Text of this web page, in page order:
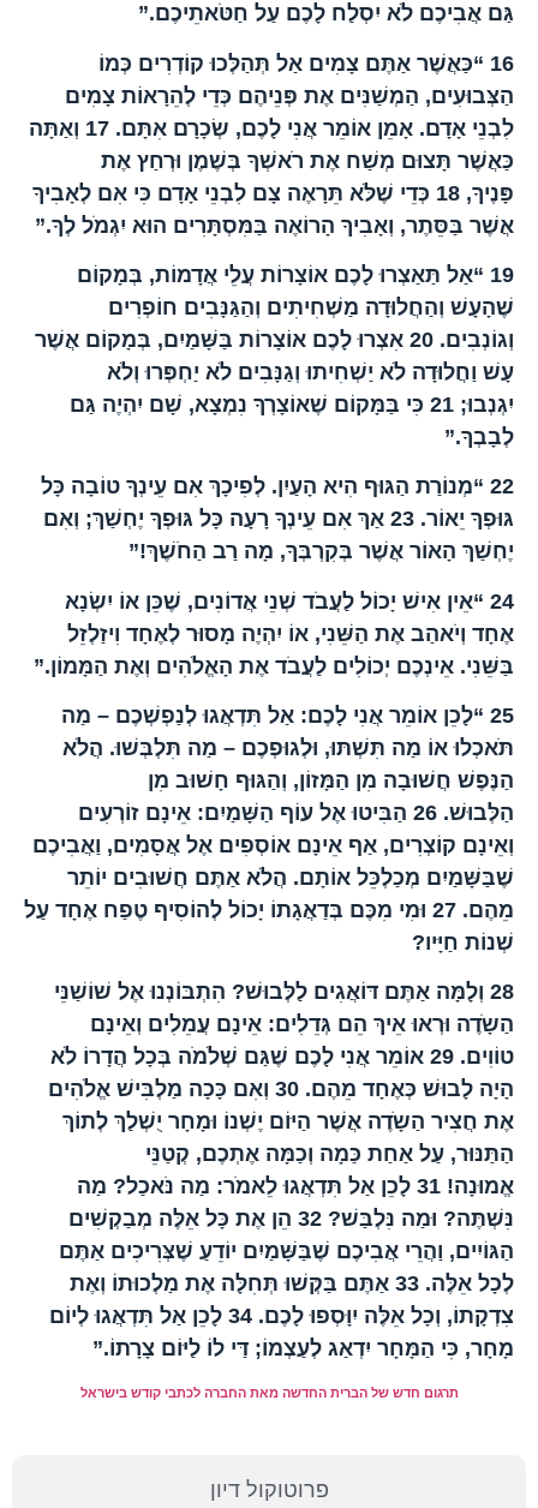
פרוטוקול דיון
גַּם אֲבִיכֶם לֹא יִסְלַח לָכֶם עַל חַטֹּאתֵיכֶם.”
16 “כַּאֲשֶׁר אַתֶּם צָמִים אַל תְּהַלְּכוּ קוֹדְרִים כְּמוֹ
הַצְּבוּעִים, הַמְשַׁנִּים אֶת פְּנֵיהֶם כְּדֵי לְהֵרָאוֹת צָמִים
לִבְנֵי אָדָם. אָמֵן אוֹמֵר אֲנִי לָכֶם, שְׂכָרָם אִתָּם. 17 וְאַתָּה
כַּאֲשֶׁר תָּצוּם מְשַׁח אֶת רֹאשְׁךָ בְּשֶׁמֶן וּרְחַץ אֶת
פָּנֶיךָ, 18 כְּדֵי שֶׁלֹּא תֵּרָאֶה צָם לִבְנֵי אָדָם כִּי אִם לְאָבִיךָ
אֲשֶׁר בַּסֵּתֶר, וְאָבִיךָ הָרוֹאֶה בַּמִּסְתָּרִים הוּא יִגְמֹל לְךָ.”
19 “אַל תַּאַצְרוּ לָכֶם אוֹצָרוֹת עֲלֵי אֲדָמוֹת, בְּמָקוֹם
שֶׁהָעָשׁ וְהַחֲלוּדָה מַשְׁחִיתִים וְהַגַּנָּבִים חוֹפְרִים
וְגוֹנְבִים. 20 אִצְרוּ לָכֶם אוֹצָרוֹת בַּשָּׁמַיִם, בְּמָקוֹם אֲשֶׁר
עָשׁ וַחֲלוּדָה לֹא יַשְׁחִיתוּ וְגַנָּבִים לֹא יַחְפְּרוּ וְלֹא
יִגְנְבוּ; 21 כִּי בַּמָּקוֹם שֶׁאוֹצָרְךָ נִמְצָא, שָׁם יִהְיֶה גַּם
לְבָבְךָ.”
22 “מְנוֹרַת הַגּוּף הִיא הָעַיִן. לְפִיכָךְ אִם עֵינְךָ טוֹבָה כָּל
גּוּפְךָ יֵאוֹר. 23 אַךְ אִם עֵינְךָ רָעָה כָּל גּוּפְךָ יֶחְשַׁךְ; וְאִם
יֶחְשַׁךְ הָאוֹר אֲשֶׁר בְּקִרְבְּךָ, מָה רַב הַחֹשֶׁךְ!”
24 “אֵין אִישׁ יָכוֹל לַעֲבֹד שְׁנֵי אֲדוֹנִים, שֶׁכֵּן אוֹ יִשְׂנָא
אֶחָד וְיֹאהַב אֶת הַשֵּׁנִי, אוֹ יִהְיֶה מָסוּר לְאֶחָד וִיזַלְזֵל
בַּשֵּׁנִי. אֵינְכֶם יְכוֹלִים לַעֲבֹד אֶת הָאֱלֹהִים וְאֶת הַמָּמוֹן.”
25 “לָכֵן אוֹמֵר אֲנִי לָכֶם: אַל תִּדְאֲגוּ לְנַפְשְׁכֶם – מַה
תֹּאכְלוּ אוֹ מַה תִּשְׁתּוּ, וּלְגוּפְכֶם – מַה תִּלְבְּשׁוּ. הֲלֹא
הַנֶּפֶשׁ חֲשׁוּבָה מִן הַמָּזוֹן, וְהַגּוּף חָשׁוּב מִן
הַלְּבוּשׁ. 26 הַבִּיטוּ אֶל עוֹף הַשָּׁמַיִם: אֵינָם זוֹרְעִים
וְאֵינָם קוֹצְרִים, אַף אֵינָם אוֹסְפִים אֶל אֲסָמִים, וַאֲבִיכֶם
שֶׁבַּשָּׁמַיִם מְכַלְכֵּל אוֹתָם. הֲלֹא אַתֶּם חֲשׁוּבִים יוֹתֵר
מֵהֶם. 27 וּמִי מִכֶּם בְּדַאֲגָתוֹ יָכוֹל לְהוֹסִיף טֶפַח אֶחָד עַל
שְׁנוֹת חַיָּיו?
28 וְלָמָּה אַתֶּם דּוֹאֲגִים לַלְּבוּשׁ? הִתְבּוֹנְנוּ אֶל שׁוֹשַׁנֵּי
הַשָֹדֶה וּרְאוּ אֵיךְ הֵם גְּדֵלִים: אֵינָם עֲמֵלִים וְאֵינָם
טוֹוִים. 29 אוֹמֵר אֲנִי לָכֶם שֶׁגַּם שְׁלֹמֹה בְּכָל הֲדָרוֹ לֹא
הָיָה לָבוּשׁ כְּאֶחָד מֵהֶם. 30 וְאִם כָּכָה מַלְבִּישׁ אֱלֹהִים
אֶת חֲצִיר הַשָֹדֶה אֲשֶׁר הַיּוֹם יֶשְׁנוֹ וּמָחָר יֻשְׁלַךְ לְתוֹךְ
הַתַּנּוּר, עַל אַחַת כַּמָה וְכַמָּה אֶתְכֶם, קְטַנֵּי
אֱמוּנָה! 31 לָכֵן אַל תִּדְאֲגוּ לֵאמֹר: מַה נֹּאכַל? מַה
נִּשְׁתֶּה? וּמַה נִּלְבַּשׁ? 32 הֵן אֶת כָּל אֵלֶּה מְבַקְשִׁים
הַגּוֹיִים, וַהֲרֵי אֲבִיכֶם שֶׁבַּשָּׁמַיִם יוֹדֵעַ שֶׁצְּרִיכִים אַתֶּם
לְכָל אֵלֶּה. 33 אַתֶּם בַּקְּשׁוּ תְּחִלָּה אֶת מַלְכוּתוֹ וְאֶת
צִדְקָתוֹ, וְכָל אֵלֶּה יִוָּסְפוּ לָכֶם. 34 לָכֵן אַל תִּדְאֲגוּ לְיוֹם
מָחָר, כִּי הַמָּחָר יִדְאַג לְעַצְמוֹ; דַּי לוֹ לַיּוֹם צָרָתוֹ.”
תרגום חדש של הברית החדשה מאת החברה לכתבי קודש בישראל